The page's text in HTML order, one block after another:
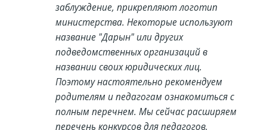
заблуждение, прикрепляют логотип
министерства. Некоторые используют
название "Дарын" или других
подведомственных организаций в
названии своих юридических лиц.
Поэтому настоятельно рекомендуем
родителям и педагогам ознакомиться с
полным перечнем. Мы сейчас расширяем
перечень конкурсов для педагогов,